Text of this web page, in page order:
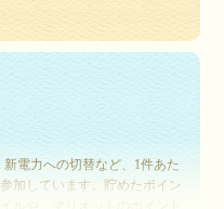
電力への切替など、1件あた
加しています。貯めたポイン